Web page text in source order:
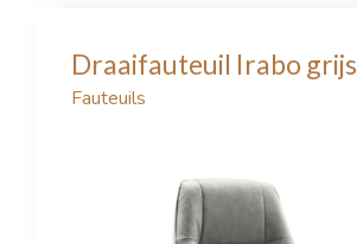
Draaifauteuil Irabo grijs
Fauteuils